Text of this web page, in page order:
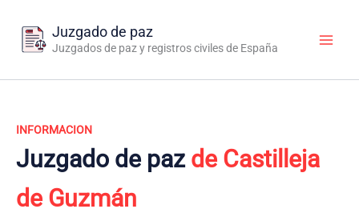
contenido
Juzgado de paz
Juzgados de paz y registros civiles de España
INFORMACION
Juzgado de paz de Castilleja
de Guzmán